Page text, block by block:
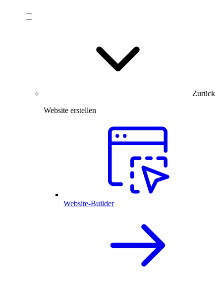
Zurück
Website erstellen
Website-Builder